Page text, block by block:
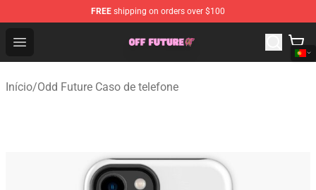
FREE shipping on orders over $100
Open menu
Odd Future Store - Official Odd Future Merchandise Shop
Início/Odd Future Caso de telefone